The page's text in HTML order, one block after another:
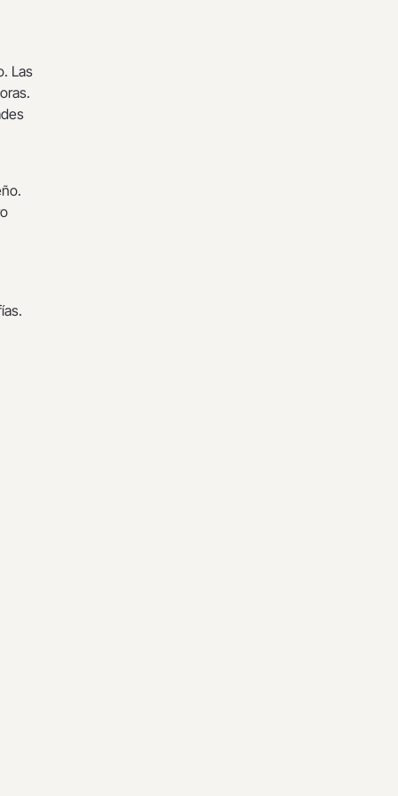
Las